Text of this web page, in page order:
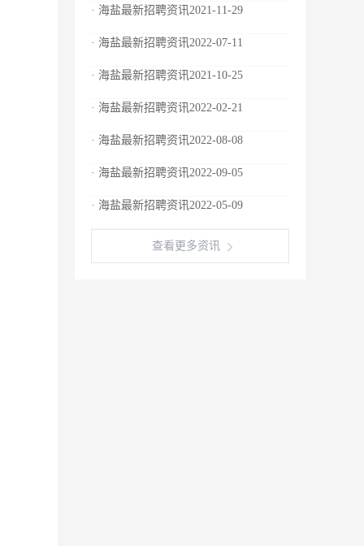
· 海盐最新招聘资讯2021-11-29
· 海盐最新招聘资讯2022-07-11
· 海盐最新招聘资讯2021-10-25
· 海盐最新招聘资讯2022-02-21
· 海盐最新招聘资讯2022-08-08
· 海盐最新招聘资讯2022-09-05
· 海盐最新招聘资讯2022-05-09
查看更多资讯